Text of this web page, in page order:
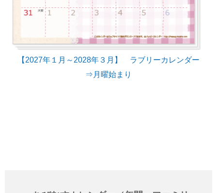
【2027年１月～2028年３月】 ラブリーカレンダー
⇒月曜始まり